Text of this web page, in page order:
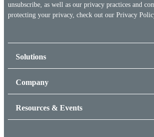
unsubscribe, as well as our privacy practices and
protecting your privacy, check out our Privacy
Solutions
Resources & Events
Company